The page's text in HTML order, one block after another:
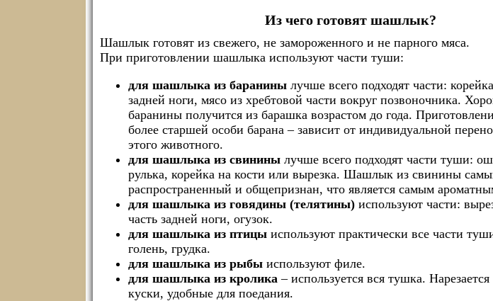
Из чего готовят шашлык?
Шашлык готовят из свежего, не замороженного и не парного мяса.
При приготовлении шашлыка используют части туши:
для шашлыка из баранины лучше всего подходят части:
задней ноги, мясо из хребтовой части вокруг позвоночника.
баранины получится из барашка возрастом до года.
более старшей особи барана – зависит от индивидуальной
этого животного.
для шашлыка из свинины лучше всего подходят части туши:
рулька, корейка на кости или вырезка. Шашлык из свинины
распространенный и общепризнан, что является самым
для шашлыка из говядины (телятины) используют части:
часть задней ноги, огузок.
для шашлыка из птицы используют практически все части
голень, грудка.
для шашлыка из рыбы используют филе.
для шашлыка из кролика – используется вся тушка.
куски, удобные для поедания.